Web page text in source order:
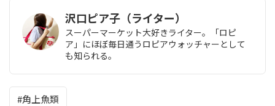
沢口ピア子（ライター）
スーパーマーケット大好きライター。「ロピ
ア」にほぼ毎日通うロピアウォッチャーとして
も知られる。
角上魚類